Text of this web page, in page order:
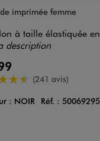
imprimée femme
à taille élastiquée
description
moyenne
(241 avis)
: NOIR Réf. : 50069295